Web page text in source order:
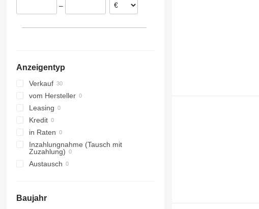
–
Anzeigentyp
Verkauf
vom Hersteller
Leasing
Kredit
in Raten
Inzahlungnahme (Tausch mit
Zuzahlung)
Austausch
Baujahr